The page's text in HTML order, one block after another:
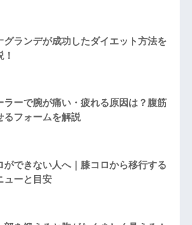
グランデが成功したダイエット方法を
ラーで腕が痛い・疲れる原因は？腹筋
るフォームを解説
ができない人へ｜膝コロから移行する
ューと目安